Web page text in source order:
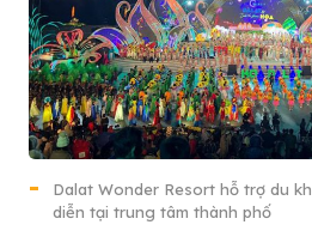
Dalat Wonder Resort hỗ trợ du
diễn tại trung tâm thành phố